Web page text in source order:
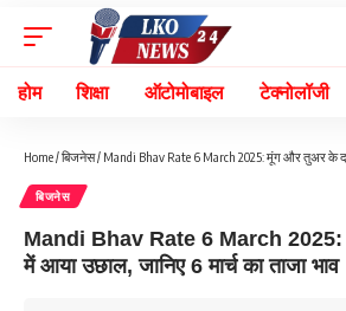
होम शिक्षा ऑटोमोबाइल टेक्नोलॉजी
Home/बिजनेस/ Mandi Bhav Rate 6 March 2025: मूंग और तुअर के दाम में
बिजनेस
Mandi Bhav Rate 6 March 2025:
में आया उछाल, जानिए 6 मार्च का ताजा भाव